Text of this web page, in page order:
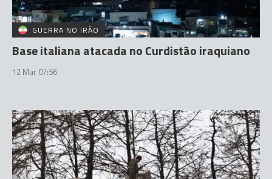
GUERRA NO IRÃO
Base italiana atacada no Curdistão iraquiano
12 Mar 07:56